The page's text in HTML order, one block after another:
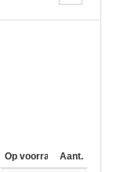
144-287 288 + Meer
Op voorraadAant.